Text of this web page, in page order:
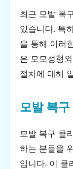
최근 모발 복
있습니다. 특히
을 통해 이러
은 모모성형
절차에 대해
모발 복
모발 복구 클
하는 분들을
입니다. 이 클